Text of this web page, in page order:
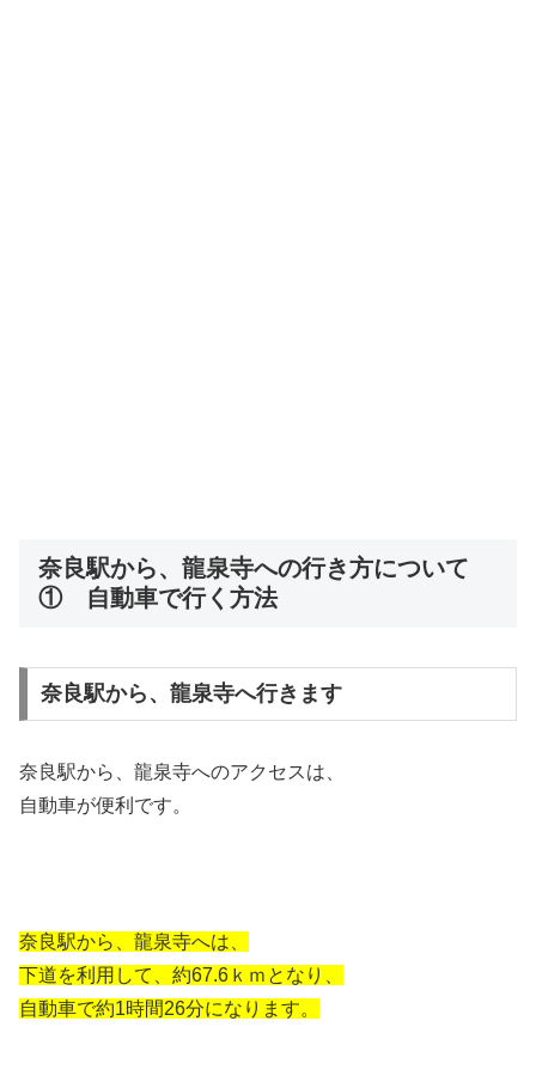
奈良駅から、龍泉寺への行き方について
① 自動車で行く方法
奈良駅から、龍泉寺へ行きます
奈良駅から、龍泉寺へのアクセスは、
自動車が便利です。
奈良駅から、龍泉寺へは、
下道を利用して、約67.6ｋｍとなり、
自動車で約1時間26分になります。